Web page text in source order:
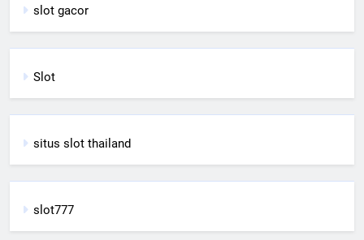
slot gacor
Slot
situs slot thailand
slot777